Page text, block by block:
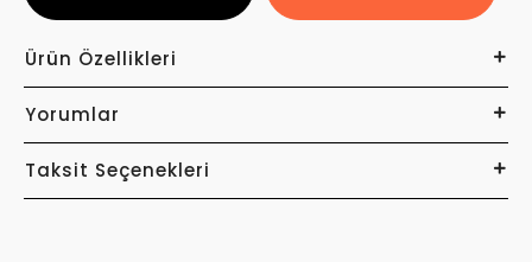
Ürün Özellikleri
Yorumlar
Taksit Seçenekleri